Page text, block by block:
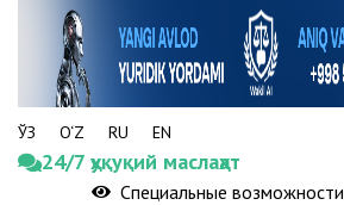
ЎЗ O‘Z RU EN
24/7 ҳуқуқий маслаҳат
Специальные возможности